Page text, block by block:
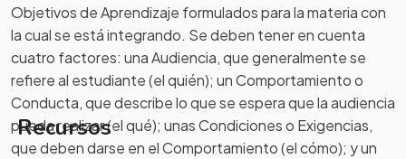
Objetivos de Aprendizaje formulados para la materia con
la cual se está integrando. Se deben tener en cuenta
cuatro factores: una Audiencia, que generalmente se
refiere al estudiante (el quién); un Comportamiento o
Conducta, que describe lo que se espera que la audiencia
pueda realizar (el qué); unas Condiciones o Exigencias,
que deben darse en el Comportamiento (el cómo); y un
Recursos